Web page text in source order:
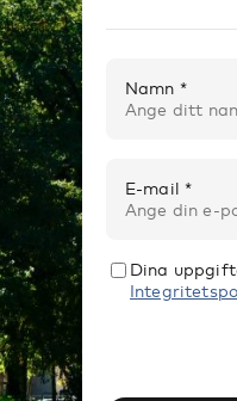
Namn *
E-mail *
Dina